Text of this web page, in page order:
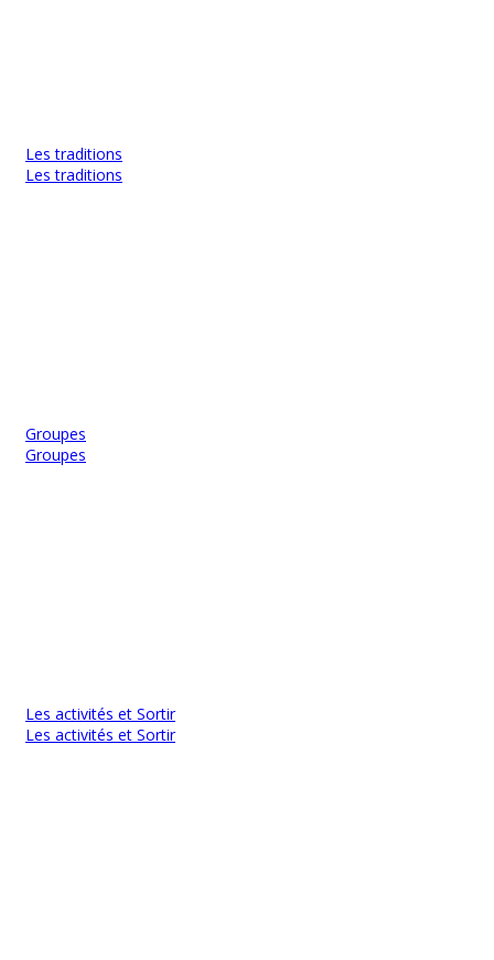
Les traditions
Les traditions
Groupes
Groupes
Les activités et Sortir
Les activités et Sortir